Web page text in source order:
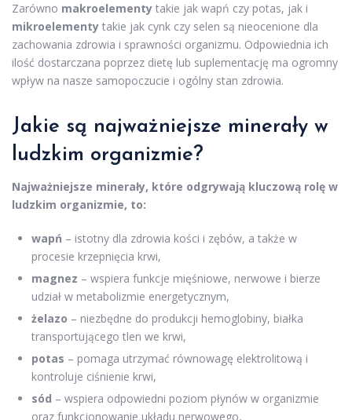
Zarówno makroelementy takie jak wapń czy potas, jak i
mikroelementy takie jak cynk czy selen są nieocenione dla
zachowania zdrowia i sprawności organizmu. Odpowiednia ich
ilość dostarczana poprzez dietę lub suplementację ma ogromny
wpływ na nasze samopoczucie i ogólny stan zdrowia.
Jakie są najważniejsze minerały w
ludzkim organizmie?
Najważniejsze minerały, które odgrywają kluczową rolę w
ludzkim organizmie, to:
wapń – istotny dla zdrowia kości i zębów, a także w
procesie krzepnięcia krwi,
magnez – wspiera funkcje mięśniowe, nerwowe i bierze
udział w metabolizmie energetycznym,
żelazo – niezbędne do produkcji hemoglobiny, białka
transportującego tlen we krwi,
potas – pomaga utrzymać równowagę elektrolitową i
kontroluje ciśnienie krwi,
sód – wspiera odpowiedni poziom płynów w organizmie
oraz funkcjonowanie układu nerwowego,